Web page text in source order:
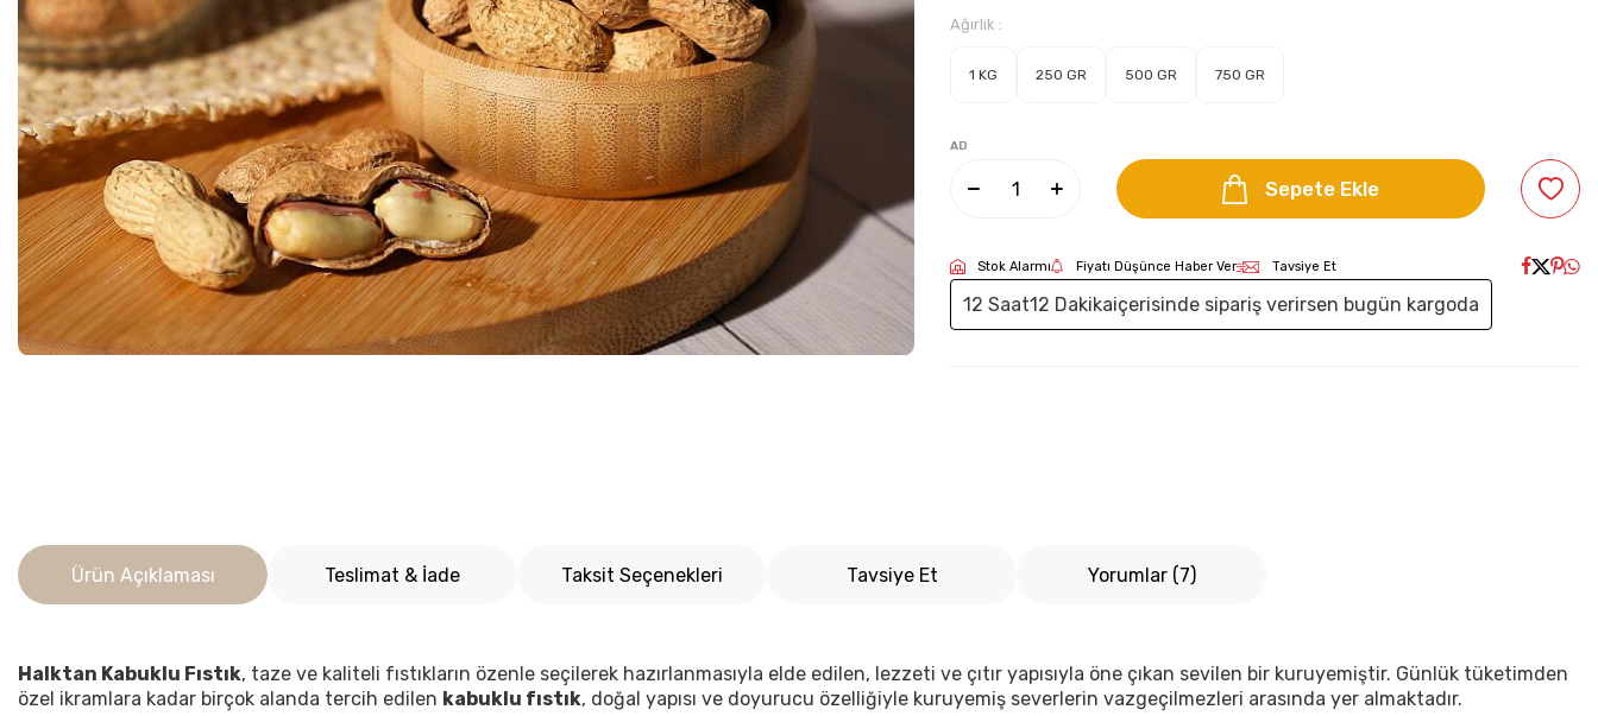
Ağırlık :
1 KG 250 GR 500 GR 750 GR
AD
Sepete Ekle
Stok Alarmı Fiyatı Düşünce Haber Ver Tavsiye Et
12 Saat12 Dakikaiçerisinde sipariş verirsen bugün kargoda
Ürün Açıklaması Teslimat & İade Taksit Seçenekleri Tavsiye Et Yorumlar (7)
Halktan Kabuklu Fıstık, taze ve kaliteli fıstıkların özenle seçilerek hazırlanmasıyla elde edilen, lezzeti ve çıtır yapısıyla öne çıkan sevilen bir kuruyemiştir. Günlük tüketimden
özel ikramlara kadar birçok alanda tercih edilen kabuklu fıstık, doğal yapısı ve doyurucu özelliğiyle kuruyemiş severlerin vazgeçilmezleri arasında yer almaktadır.